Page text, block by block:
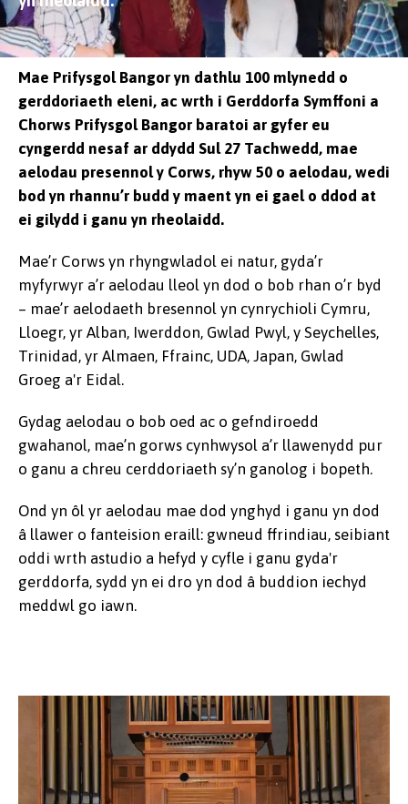
Mae Prifysgol Bangor yn dathlu 100 mlynedd o
gerddoriaeth eleni, ac wrth i Gerddorfa Symffoni a
Chorws Prifysgol Bangor baratoi ar gyfer eu
cyngerdd nesaf ar ddydd Sul 27 Tachwedd, mae
aelodau presennol y Corws, rhyw 50 o aelodau, wedi
bod yn rhannu’r budd y maent yn ei gael o ddod at
ei gilydd i ganu yn rheolaidd.
Mae’r Corws yn rhyngwladol ei natur, gyda’r
myfyrwyr a’r aelodau lleol yn dod o bob rhan o’r byd
– mae’r aelodaeth bresennol yn cynrychioli Cymru,
Lloegr, yr Alban, Iwerddon, Gwlad Pwyl, y Seychelles,
Trinidad, yr Almaen, Ffrainc, UDA, Japan, Gwlad
Groeg a'r Eidal.
Gydag aelodau o bob oed ac o gefndiroedd
gwahanol, mae’n gorws cynhwysol a’r llawenydd pur
o ganu a chreu cerddoriaeth sy’n ganolog i bopeth.
Ond yn ôl yr aelodau mae dod ynghyd i ganu yn dod
â llawer o fanteision eraill: gwneud ffrindiau, seibiant
oddi wrth astudio a hefyd y cyfle i ganu gyda'r
gerddorfa, sydd yn ei dro yn dod â buddion iechyd
meddwl go iawn.